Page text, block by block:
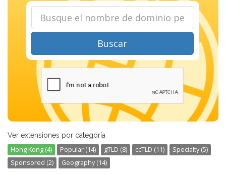
Buscar
Ver extensiones por categoría
Hong Kong (4) Popular (14) gTLD (8) ccTLD (11)
Specialty (5)
Sponsored (2)
Geography (14)